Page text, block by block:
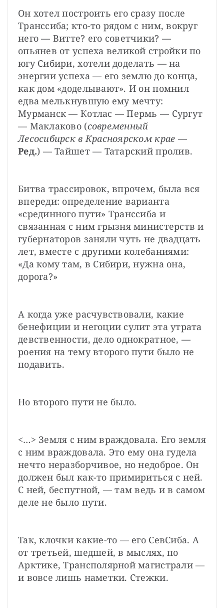
Он хотел построить его сразу после
Транссиба; кто-то рядом с ним, вокруг
него — Витте? его советчики? —
опьянев от успеха великой стройки по
югу Сибири, хотели доделать — на
энергии успеха — его землю до конца,
как дом «доделывают». И он помнил
едва мелькнувшую ему мечту:
Мурманск — Котлас — Пермь — Сургут
— Маклаково (современный
Лесосибирск в Красноярском крае
—
Ред.) — Тайшет — Татарский пролив.
Битва трассировок, впрочем, была вся
впереди: определение варианта
«срединного пути» Транссиба и
связанная с ним грызня министерств и
губернаторов заняли чуть не двадцать
лет, вместе с другими колебаниями:
«Да кому там, в Сибири, нужна она,
дорога?»
А когда уже расчувствовали, какие
бенефиции и негоции сулит эта утрата
девственности, дело однократное, —
роения на тему второго пути было не
подавить.
Но второго пути не было.
<…> Земля с ним враждовала. Его земля
с ним враждовала. Это ему она гудела
нечто неразборчивое, но недоброе. Он
должен был как-то примириться с ней.
С ней, беспутной, — там ведь и в самом
деле не было пути.
Так, клочки какие-то — его СевСиба. А
от третьей, шедшей, в мыслях, по
Арктике, Трансполярной магистрали —
и вовсе лишь наметки. Стежки.